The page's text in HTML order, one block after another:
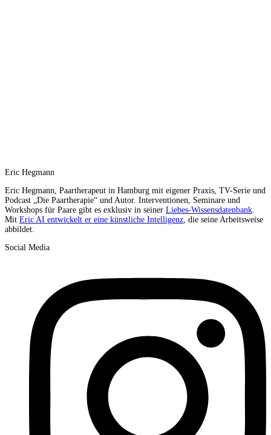
Eric Hegmann
Eric Hegmann, Paartherapeut in Hamburg mit eigener Praxis, TV-Serie und
Podcast „Die Paartherapie“ und Autor. Interventionen, Seminare und
Workshops für Paare gibt es exklusiv in seiner Liebes-Wissensdatenbank.
Mit Eric AI entwickelt er eine künstliche Intelligenz, die seine Arbeitsweise
abbildet.
Social Media